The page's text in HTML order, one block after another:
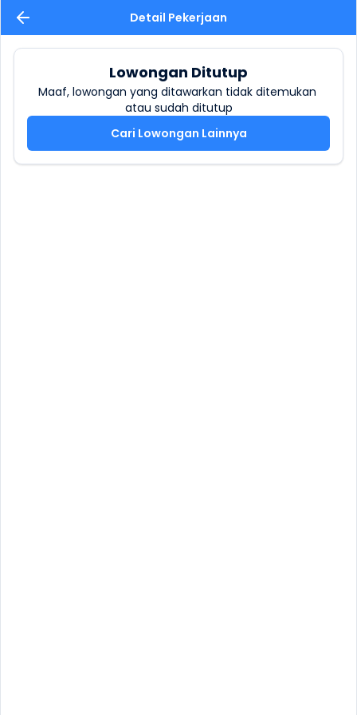
Detail Pekerjaan
Lowongan Ditutup
Maaf, lowongan yang ditawarkan tidak ditemukan
atau sudah ditutup
Cari Lowongan Lainnya